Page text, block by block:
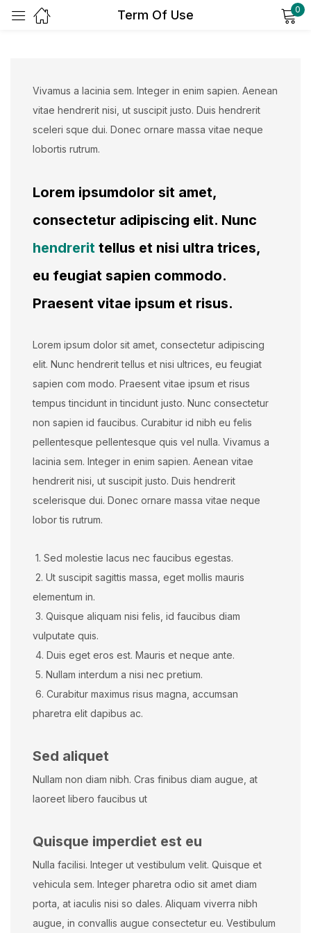
Term Of Use 0
Vivamus a lacinia sem. Integer in enim sapien. Aenean
vitae hendrerit nisi, ut suscipit justo. Duis hendrerit
sceleri sque dui. Donec ornare massa vitae neque
lobortis rutrum.
Lorem ipsumdolor sit amet,
consectetur adipiscing elit. Nunc
hendrerit tellus et nisi ultra trices,
eu feugiat sapien commodo.
Praesent vitae ipsum et risus.
Lorem ipsum dolor sit amet, consectetur adipiscing
elit. Nunc hendrerit tellus et nisi ultrices, eu feugiat
sapien com modo. Praesent vitae ipsum et risus
tempus tincidunt in tincidunt justo. Nunc consectetur
non sapien id faucibus. Curabitur id nibh eu felis
pellentesque pellentesque quis vel nulla. Vivamus a
lacinia sem. Integer in enim sapien. Aenean vitae
hendrerit nisi, ut suscipit justo. Duis hendrerit
scelerisque dui. Donec ornare massa vitae neque
lobor tis rutrum.
1. Sed molestie lacus nec faucibus egestas.
2. Ut suscipit sagittis massa, eget mollis mauris
elementum in.
3. Quisque aliquam nisi felis, id faucibus diam
vulputate quis.
4. Duis eget eros est. Mauris et neque ante.
5. Nullam interdum a nisi nec pretium.
6. Curabitur maximus risus magna, accumsan
pharetra elit dapibus ac.
Sed aliquet
Nullam non diam nibh. Cras finibus diam augue, at
laoreet libero faucibus ut
Quisque imperdiet est eu
Nulla facilisi. Integer ut vestibulum velit. Quisque et
vehicula sem. Integer pharetra odio sit amet diam
porta, at iaculis nisi so dales. Aliquam viverra nibh
augue, in convallis augue consectetur eu. Vestibulum
Create an account